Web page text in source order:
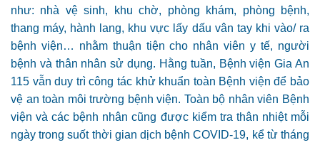
như: nhà vệ sinh, khu chờ, phòng khám, phòng bệnh,
thang máy, hành lang, khu vực lấy dấu vân tay khi vào/ ra
bệnh viện… nhằm thuận tiện cho nhân viên y tế, người
bệnh và thân nhân sử dụng. Hằng tuần, Bệnh viện Gia An
115 vẫn duy trì công tác khử khuẩn toàn Bệnh viện để bảo
vệ an toàn môi trường bệnh viện. Toàn bộ nhân viên Bệnh
viện và các bệnh nhân cũng được kiểm tra thân nhiệt mỗi
ngày trong suốt thời gian dịch bệnh COVID-19, kể từ tháng